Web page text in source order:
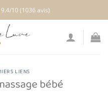
9.4/10(1036 avis)
LIENS
bébé